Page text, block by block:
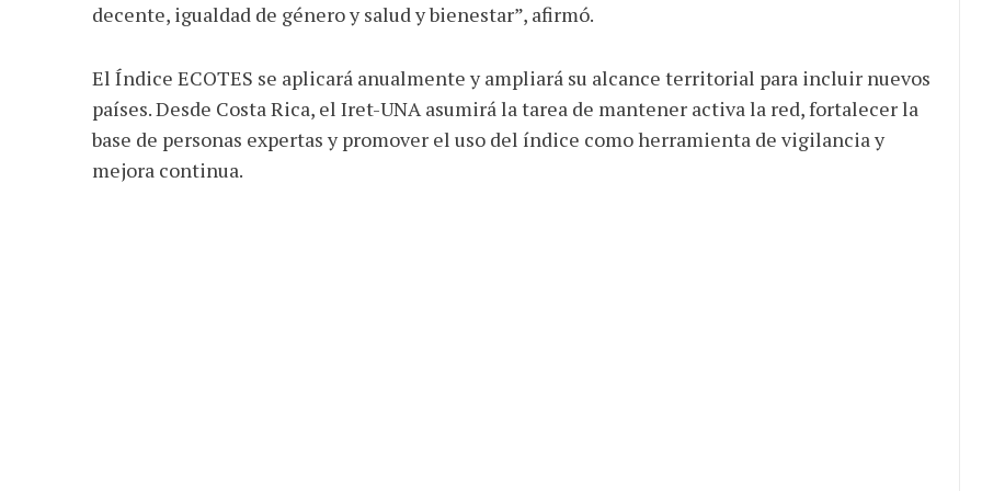
decente, igualdad de género y salud y bienestar”, afirmó.
El Índice ECOTES se aplicará anualmente y ampliará su alcance territorial para incluir nuevos
países. Desde Costa Rica, el Iret-UNA asumirá la tarea de mantener activa la red, fortalecer la
base de personas expertas y promover el uso del índice como herramienta de vigilancia y
mejora continua.